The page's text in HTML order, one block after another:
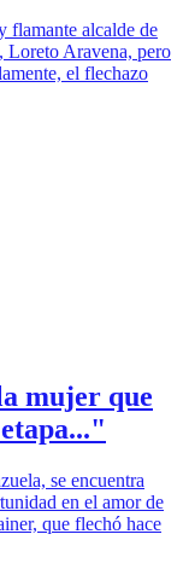
flamante alcalde de
Loreto Aravena, pero
el flechazo
mujer que
se encuentra
en el amor de
que flechó hace